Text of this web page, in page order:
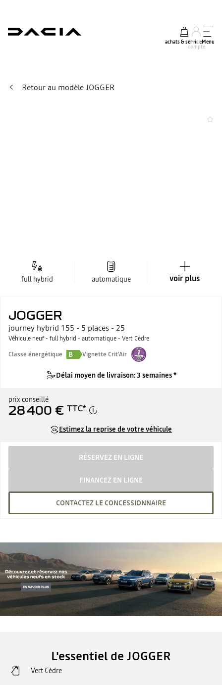
achats & services
mon
compte
Menu
Retour au modèle JOGGER
full hybrid automatique voir plus
JOGGER
journey hybrid 155 - 5 places - 25
Véhicule neuf - full hybrid - automatique - Vert Cèdre
Classe énergétique
B Vignette Crit'Air
Délai moyen de livraison: 3 semaines *
prix conseillé
28 400 € TTC*
Estimez la reprise de votre véhicule
RÉSERVEZ EN LIGNE
FINANCEZ EN LIGNE
CONTACTEZ LE CONCESSIONNAIRE
L'essentiel de JOGGER
Vert Cèdre